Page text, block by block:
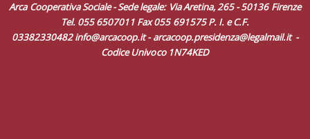
Arca Cooperativa Sociale - Sede legale: Via Aretina, 265 - 50136 Firenze
Tel. 055 6507011 Fax 055 691575 P. I. e C.F.
03382330482info@arcacoop.it-arcacoop.presidenza@legalmail.it-
Codice Univoco 1N74KED